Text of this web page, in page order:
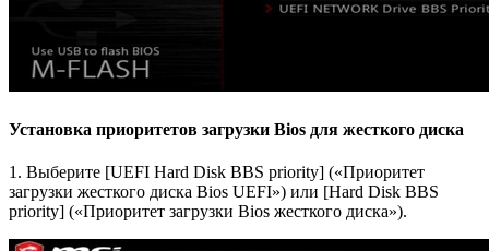
Установка приоритетов загрузки Bios для жесткого диска
1. Выберите [UEFI Hard Disk BBS priority] («Приоритет
загрузки жесткого диска Bios UEFI») или [Hard Disk BBS
priority] («Приоритет загрузки Bios жесткого диска»).